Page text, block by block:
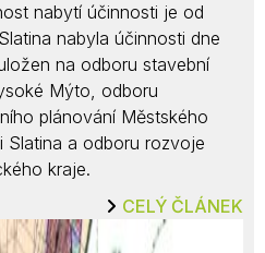
nabytí účinnosti je od
nabyla účinnosti dne
na odboru stavební
Mýto, odboru
plánování Městského
a odboru rozvoje
kraje.
CELÝ ČLÁNEK